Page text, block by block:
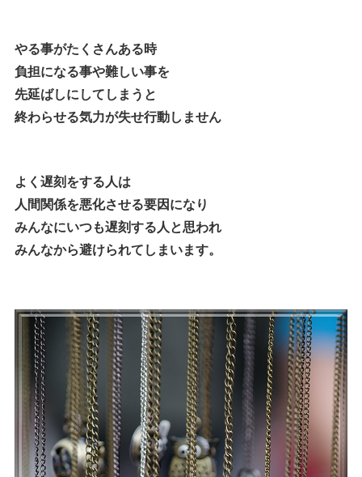
やる事がたくさんある時
負担になる事や難しい事を
先延ばしにしてしまうと
終わらせる気力が失せ行動しません
よく遅刻をする人は
人間関係を悪化させる要因になり
みんなにいつも遅刻する人と思われ
みんなから避けられてしまいます。